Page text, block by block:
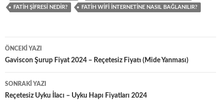
FATIH ŞIFRESI NEDIR? FATIH WIFI İNTERNETINE NASIL BAĞLANILIR?
Yazı
dolaşımı
ÖNCEKI YAZI
Gaviscon Şurup Fiyat 2024 – Reçetesiz Fiyatı (Mide Yanması)
SONRAKI YAZI
Reçetesiz Uyku İlacı – Uyku Hapı Fiyatları 2024